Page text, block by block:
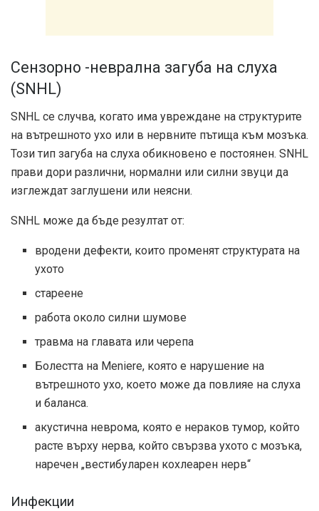
Сензорно -неврална загуба на слуха
(SNHL)
SNHL се случва, когато има увреждане на структурите
на вътрешното ухо или в нервните пътища към мозъка.
Този тип загуба на слуха обикновено е постоянен. SNHL
прави дори различни, нормални или силни звуци да
изглеждат заглушени или неясни.
SNHL може да бъде резултат от:
вродени дефекти, които променят структурата на
ухото
стареене
работа около силни шумове
травма на главата или черепа
Болестта на Meniere, която е нарушение на
вътрешното ухо, което може да повлияе на слуха
и баланса.
акустична неврома, която е нераков тумор, който
расте върху нерва, който свързва ухото с мозъка,
наречен „вестибуларен кохлеарен нерв“
Инфекции